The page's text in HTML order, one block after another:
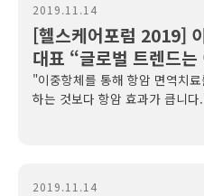
2019.11.14
[헬스케어포럼 2019]
대표 “글로벌 트렌드는
"이중항체를 통해 항암 면역치
하는 것보다 항암 효과가 큽니
2019.11.14